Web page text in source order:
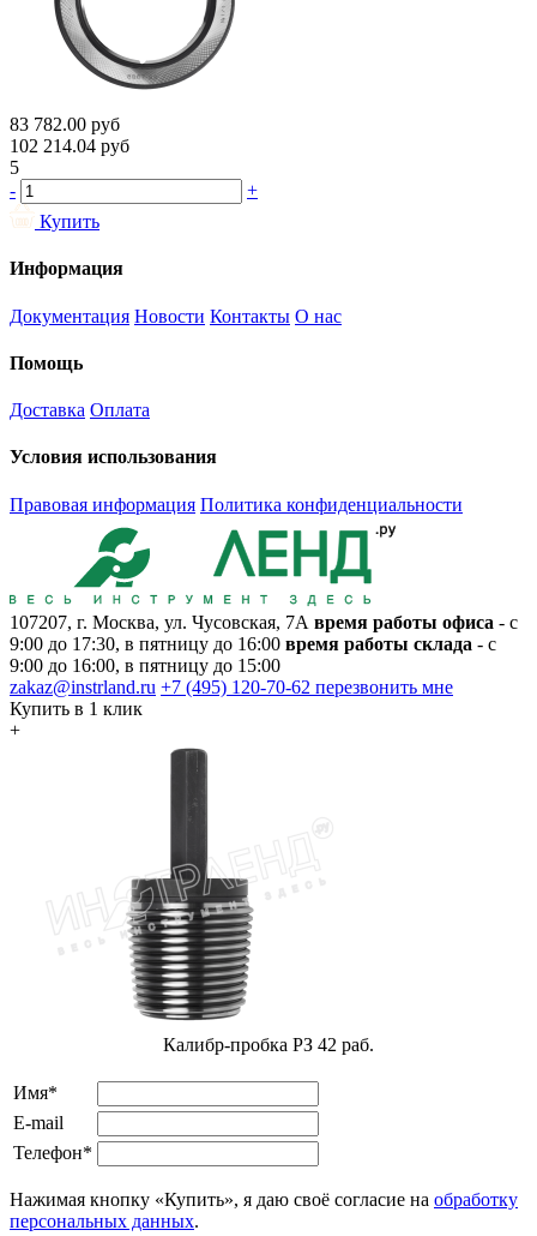
83 782.00 руб
102 214.04 руб
5
-
+
Купить
Информация
Документация Новости Контакты О нас
Помощь
Доставка Оплата
Условия использования
Правовая информация Политика конфиденциальности
107207, г. Москва, ул. Чусовская, 7А время работы офиса - с
9:00 до 17:30, в пятницу до 16:00 время работы склада - с
9:00 до 16:00, в пятницу до 15:00
zakaz@instrland.ru +7 (495) 120-70-62 перезвонить мне
Купить в 1 клик
+
Калибр-пробка РЗ 42 раб.
Имя*
E-mail
Телефон*
Нажимая кнопку «Купить», я даю своё согласие на обработку
персональных данных.